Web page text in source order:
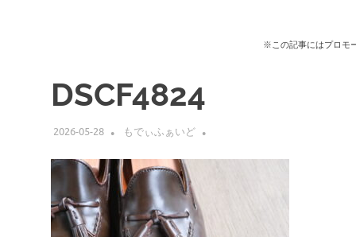
※この記事にはプロモ
DSCF4824
2026-05-28 もでぃふぁいど